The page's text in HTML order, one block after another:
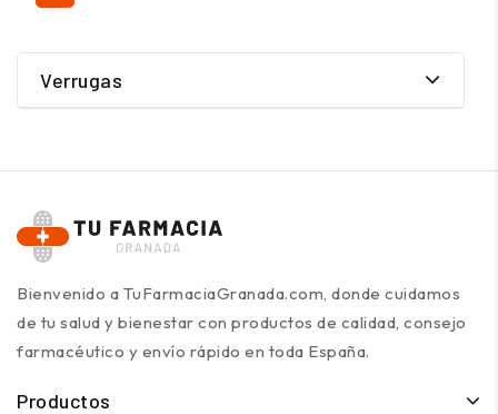
Verrugas
Bienvenido a TuFarmaciaGranada.com, donde cuidamos
de tu salud y bienestar con productos de calidad, consejo
farmacéutico y envío rápido en toda España.
Productos